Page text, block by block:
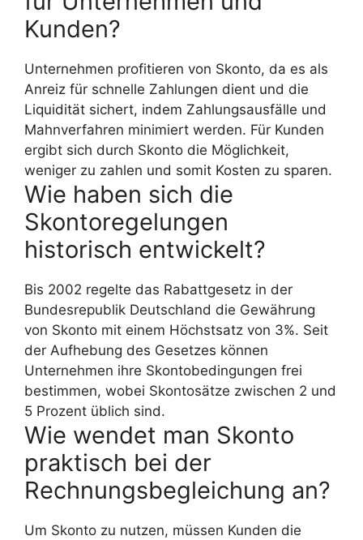
Kunden?
Unternehmen profitieren von Skonto, da es als
Anreiz für schnelle Zahlungen dient und die
Liquidität sichert, indem Zahlungsausfälle und
Mahnverfahren minimiert werden. Für Kunden
ergibt sich durch Skonto die Möglichkeit,
weniger zu zahlen und somit Kosten zu sparen.
Wie haben sich die
Skontoregelungen
historisch entwickelt?
Bis 2002 regelte das Rabattgesetz in der
Bundesrepublik Deutschland die Gewährung
von Skonto mit einem Höchstsatz von 3%. Seit
der Aufhebung des Gesetzes können
Unternehmen ihre Skontobedingungen frei
bestimmen, wobei Skontosätze zwischen 2 und
5 Prozent üblich sind.
Wie wendet man Skonto
praktisch bei der
Rechnungsbegleichung an?
Um Skonto zu nutzen, müssen Kunden die